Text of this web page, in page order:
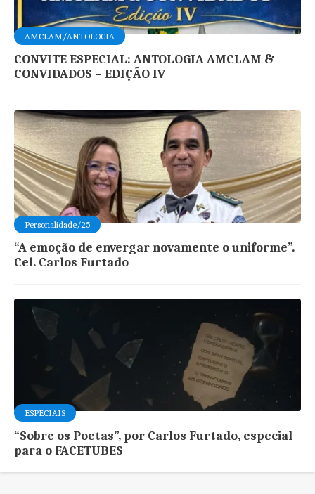
AMCLAM/ANTOLOGIA
CONVITE ESPECIAL: ANTOLOGIA AMCLAM &
CONVIDADOS – EDIÇÃO IV
Personalidade/25
“A emoção de envergar novamente o uniforme”.
Cel. Carlos Furtado
ESPECIAIS
“Sobre os Poetas”, por Carlos Furtado, especial
para o FACETUBES